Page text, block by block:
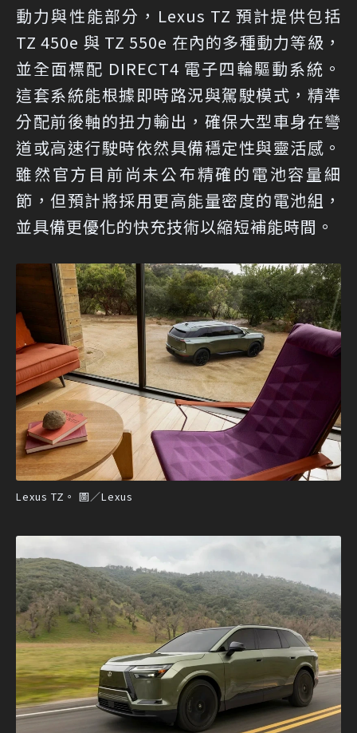
動力與性能部分，Lexus TZ 預計提供包括
TZ 450e 與 TZ 550e 在內的多種動力等級，
並全面標配 DIRECT4 電子四輪驅動系統。
這套系統能根據即時路況與駕駛模式，精準
分配前後軸的扭力輸出，確保大型車身在彎
道或高速行駛時依然具備穩定性與靈活感。
雖然官方目前尚未公布精確的電池容量細
節，但預計將採用更高能量密度的電池組，
並具備更優化的快充技術以縮短補能時間。
Lexus TZ。 圖／Lexus